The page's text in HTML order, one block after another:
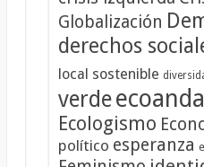
Globalización
derechos
local sostenible
verde
Ecologismo
político esperanza